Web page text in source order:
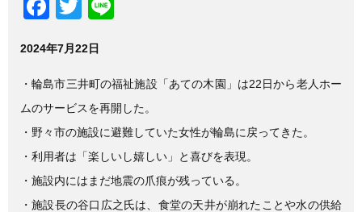
F
c
e
b
o
o
k
T
tt
er
2024年7月22日
・輪島市三井町の福祉施設「あての木園」は22日から老人ホー
ムのサービスを再開した。
・野々市の施設に避難していた女性が輪島に戻ってきた。
・利用者は「楽しいし嬉しい」と喜びを表現。
・施設内にはまだ地震の爪痕が残っている。
・施設長の谷口広之氏は、食堂の天井が崩れたことや水の供給